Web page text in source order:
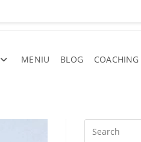
MENIU BLOG COACHING